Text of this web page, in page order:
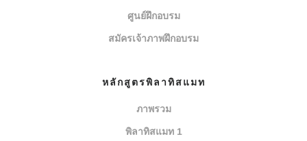
ศูนย์ฝึกอบรม
สมัครเจ้าภาพฝึกอบรม
หลักสูตรพิลาทิสแมท
ภาพรวม
พิลาทิสแมท 1